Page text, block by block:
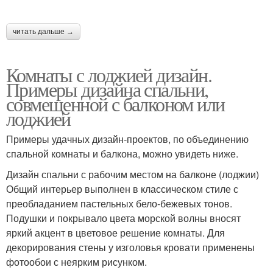
читать дальше →
Комнаты с лоджией дизайн.
Примеры дизайна спальни,
совмещенной с балконом или
лоджией
Примеры удачных дизайн-проектов, по объединению
спальной комнаты и балкона, можно увидеть ниже.
Дизайн спальни с рабочим местом на балконе (лоджии)
Общий интерьер выполнен в классическом стиле с
преобладанием пастельных бело-бежевых тонов.
Подушки и покрывало цвета морской волны вносят
яркий акцент в цветовое решение комнаты. Для
декорирования стены у изголовья кровати применены
фотообои с неярким рисунком.